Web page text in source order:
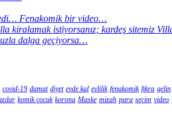
Fenakomik bir video…
kiralamak istiyorsanız; kardeş sitemiz
dalga geçiyorsa…
covid-19 damat diyet evde kal evlilik fenakomik fıkra gelin
komik çocuk korona Maske mizah para seçim video